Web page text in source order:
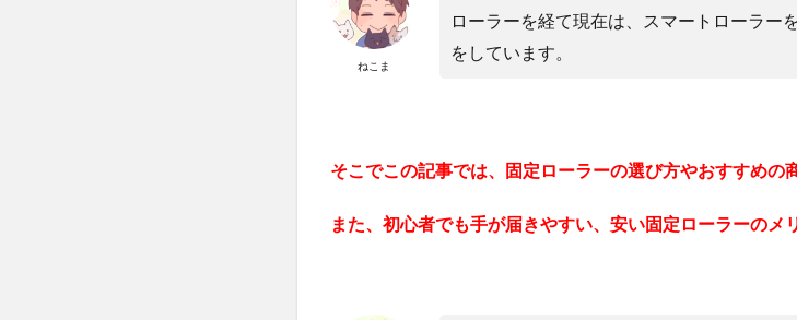
ねこま
ローラーを経て現在は、スマートローラー
をしています。
そこでこの記事では、固定ローラーの選び方やおすすめの
また、初心者でも手が届きやすい、安い固定ローラーのメ